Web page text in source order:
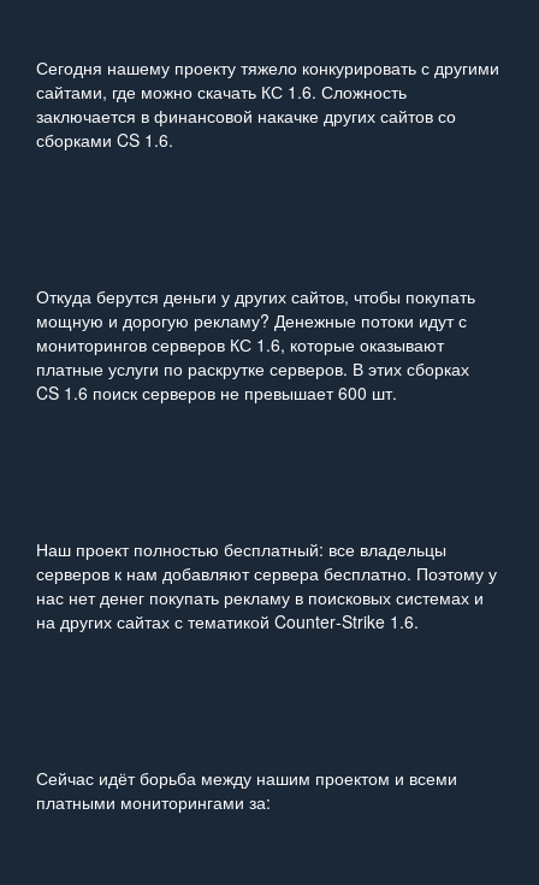
Сегодня нашему проекту тяжело конкурировать с другими
сайтами, где можно скачать КС 1.6. Сложность
заключается в финансовой накачке других сайтов со
сборками CS 1.6.
Откуда берутся деньги у других сайтов, чтобы покупать
мощную и дорогую рекламу? Денежные потоки идут с
мониторингов серверов КС 1.6, которые оказывают
платные услуги по раскрутке серверов. В этих сборках
CS 1.6 поиск серверов не превышает 600 шт.
Наш проект полностью бесплатный: все владельцы
серверов к нам добавляют сервера бесплатно. Поэтому у
нас нет денег покупать рекламу в поисковых системах и
на других сайтах с тематикой Counter‑Strike 1.6.
Сейчас идёт борьба между нашим проектом и всеми
платными мониторингами за: